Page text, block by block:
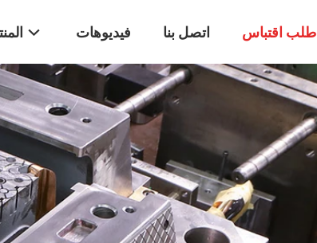
فيديوهات اتصل بنا طلب اقتباس